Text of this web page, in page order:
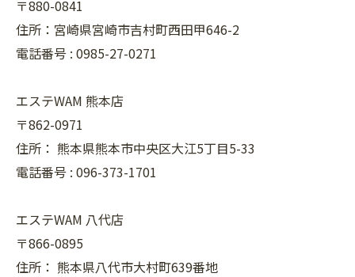
〒880-0841
住所：宮崎県宮崎市吉村町西田甲646-2
電話番号 : 0985-27-0271
エステWAM 熊本店
〒862-0971
住所： 熊本県熊本市中央区大江5丁目5-33
電話番号 : 096-373-1701
エステWAM 八代店
〒866-0895
住所： 熊本県八代市大村町639番地